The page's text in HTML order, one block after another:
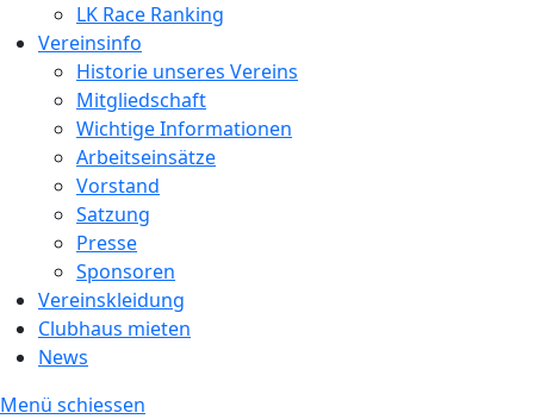
LK Race Ranking
Vereinsinfo
Historie unseres Vereins
Mitgliedschaft
Wichtige Informationen
Arbeitseinsätze
Vorstand
Satzung
Presse
Sponsoren
Vereinskleidung
Clubhaus mieten
News
Menü schiessen